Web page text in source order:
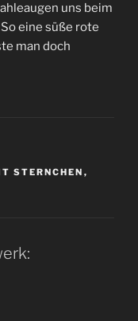
uns beim
eine süße rote
man doch
STERNCHEN ,